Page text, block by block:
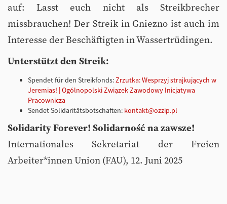
auf: Lasst euch nicht als Streikbrecher
missbrauchen! Der Streik in Gniezno ist auch im
Interesse der Beschäftigten in Wassertrüdingen.
Unterstützt den Streik:
Spendet für den Streikfonds:Zrzutka: Wesprzyj strajkujących w
Jeremias! | Ogólnopolski Związek Zawodowy Inicjatywa
Pracownicza
Sendet Solidaritätsbotschaften: kontakt@ozzip.pl
Solidarity Forever! Solidarność na zawsze!
Internationales Sekretariat der Freien
Arbeiter*innen Union (FAU), 12. Juni 2025